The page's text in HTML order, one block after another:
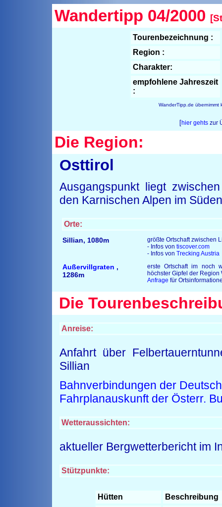
Wandertipp 04/2000
Tourenbezeichnung :
Region :
Charakter:
empfohlene Jahreszeit
:
WanderTipp.de übernimmt
[hier gehtszur
Die Region:
Osttirol
Ausgangspunkt liegt
den Karnischen Alpen im
Orte:
Sillian, 1080m
größte Ortschaft zwischen
- Infos von tiscover.com
- Infos von Trecking Austria
Außervillgraten ,
1286m
erste Ortschaft im noch
höchster Gipfel der Region
Anfrage für
Die
Anreise:
Anfahrt über
Sillian
Bahnverbindungen der
Fahrplanauskunft der Österr.
Wetteraussichten:
aktueller Bergwetterbericht im
Stützpunkte:
Hütten Beschreibung